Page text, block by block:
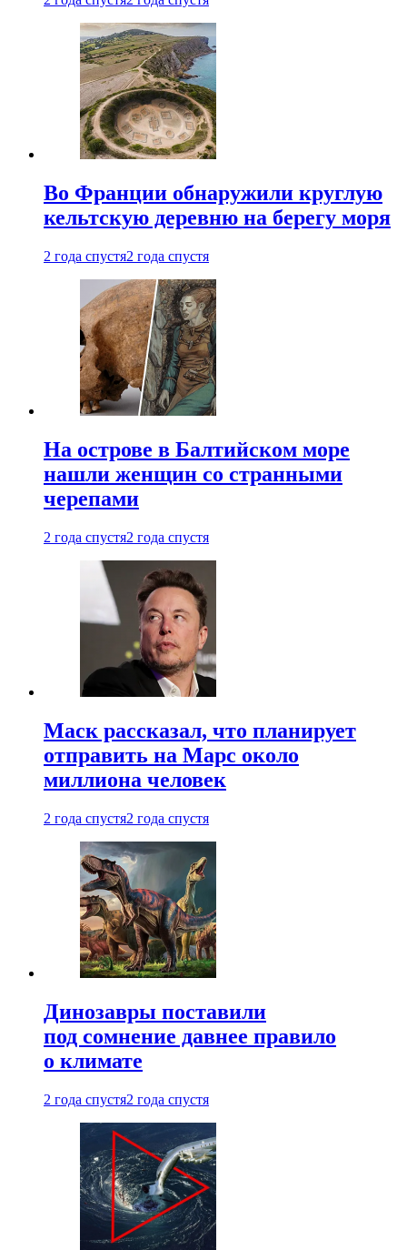
Во Франции обнаружили круглую
кельтскую деревню на берегу моря
2 года спустя2 года спустя
На острове в Балтийском море
нашли женщин со странными
черепами
2 года спустя2 года спустя
Маск рассказал, что планирует
отправить на Марс около
миллиона человек
2 года спустя2 года спустя
Динозавры поставили
под сомнение давнее правило
о климате
2 года спустя2 года спустя